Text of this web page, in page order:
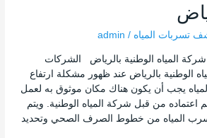
تسربات المياه /
admin
المياه الوطنية بالرياض الشركات
الوطنية بالرياض عند ظهور مشكلة ارتفاع
المياه يجب أن يكون هناك مكان موثوق به لعمل
اعتماده من قبل شركة المياه الوطنية. ويتم
المياه من خطوط الصرف الصحي وتحديد